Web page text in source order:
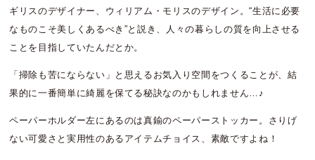
ギリスのデザイナー、ウィリアム・モリスのデザイン。“生活に必要
なものこそ美しくあるべき”と説き、人々の暮らしの質を向上させる
ことを目指していたんだとか。
「掃除も苦にならない」と思えるお気入り空間をつくることが、結
果的に一番簡単に綺麗を保てる秘訣なのかもしれません…♪
ペーパーホルダー左にあるのは真鍮のペーパーストッカー。さりげ
ない可愛さと実用性のあるアイテムチョイス、素敵ですよね！